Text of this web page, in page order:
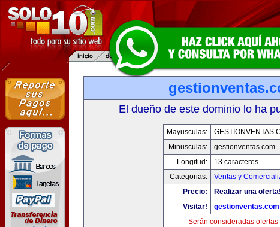
El dueño de este dominio lo ha
Mayusculas:
Minusculas:
gestionventas.com
Longitud:
13 caracteres
Categorias:
Ventas y
Precio:
Realizar una oferta!
Visitar!
gestionventas.com
Serán consideradas ofertas